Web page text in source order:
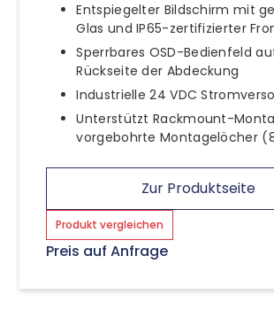
Entspiegelter Bildschirm mit
Glas und IP65-zertifizierter
Sperrbares OSD-Bedienfeld
Rückseite der Abdeckung
Industrielle 24 VDC
Unterstützt Rackmount-
vorgebohrte Montagelöcher
Zur Produktseite
Produkt vergleichen
Preis auf Anfrage